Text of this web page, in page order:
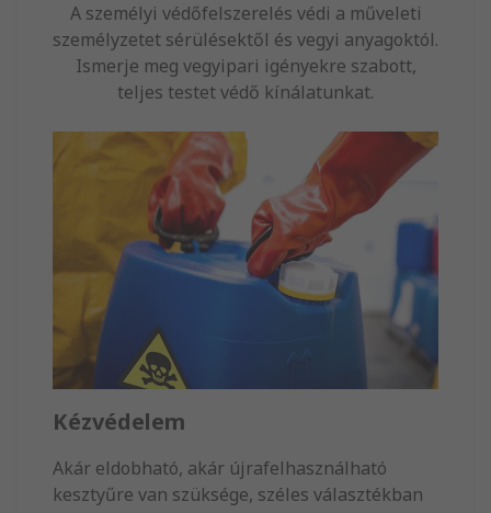
A személyi védőfelszerelés védi a műveleti
személyzetet sérülésektől és vegyi anyagoktól.
Ismerje meg vegyipari igényekre szabott,
teljes testet védő kínálatunkat.
Kézvédelem
Akár eldobható, akár újrafelhasználható
kesztyűre van szüksége, széles választékban